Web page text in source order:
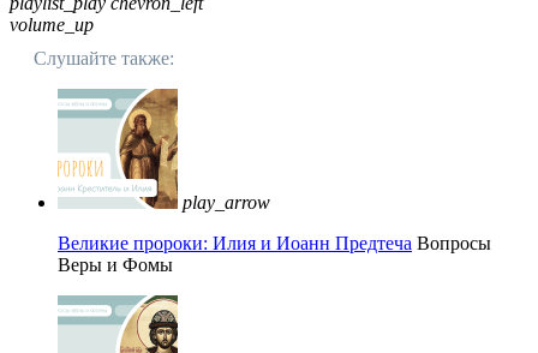
volume_up
Слушайте также:
play_arrow
Великие пророки: Илия и Иоанн Предтеча Вопросы
Веры и Фомы